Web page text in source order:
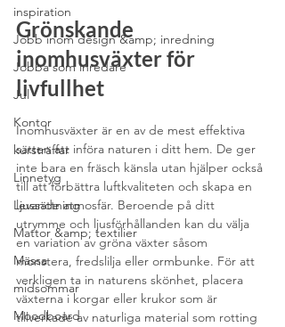
inspiration
Jobb inom design &amp; inredning
Jobba som inredare
Jul
Kontor
kursträffar
Linnetyg
Ljussättning
Mattor &amp; textilier
Mässa
midsommar
Moodboard
Grönskande
inomhusväxter för
livfullhet
Inomhusväxter är en av de mest effektiva
sätten att införa naturen i ditt hem. De ger
inte bara en fräsch känsla utan hjälper också
till att förbättra luftkvaliteten och skapa en
levande atmosfär. Beroende på ditt
utrymme och ljusförhållanden kan du välja
en variation av gröna växter såsom
monstera, fredslilja eller ormbunke. För att
verkligen ta in naturens skönhet, placera
växterna i korgar eller krukor som är
tillverkade av naturliga material som rotting